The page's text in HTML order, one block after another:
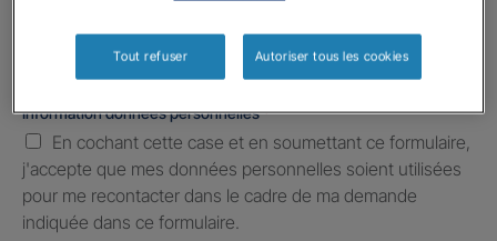
Information données personnelles*
En cochant cette case et en soumettant ce formulaire,
j'accepte que mes données personnelles soient utilisées
pour me recontacter dans le cadre de ma demande
indiquée dans ce formulaire.
Tout refuser Autoriser tous les cookies